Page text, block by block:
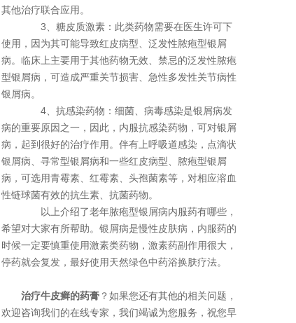
其他治疗联合应用。
3、糖皮质激素：此类药物需要在医生许可下
使用，因为其可能导致红皮病型、泛发性脓疱型银屑
病。临床上主要用于其他药物无效、禁忌的泛发性脓疱
型银屑病，可造成严重关节损害、急性多发性关节病性
银屑病。
4、抗感染药物：细菌、病毒感染是银屑病发
病的重要原因之一，因此，内服抗感染药物，可对银屑
病，起到很好的治疗作用。伴有上呼吸道感染，点滴状
银屑病、寻常型银屑病和一些红皮病型、脓疱型银屑
病，可选用青霉素、红霉素、头孢菌素等，对相应溶血
性链球菌有效的抗生素、抗菌药物。
以上介绍了老年脓疱型银屑病内服药有哪些，
希望对大家有所帮助。银屑病是慢性皮肤病，内服药的
时候一定要慎重使用激素类药物，激素药副作用很大，
停药就会复发，最好使用天然绿色中药浴换肤疗法。
治疗牛皮癣的药膏 ？如果您还有其他的相关问题，
欢迎咨询我们的在线专家，我们竭诚为您服务，祝您早